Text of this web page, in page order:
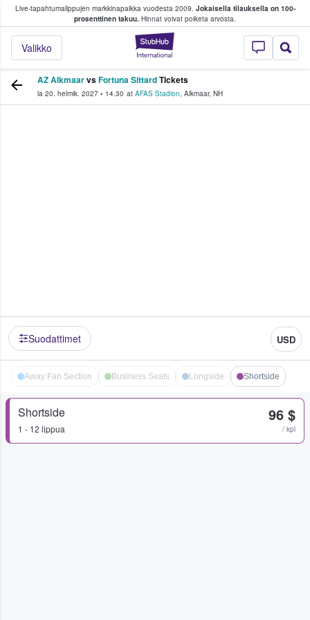
Live-tapahtumalippujen markkinapaikka vuodesta 2009. Jokaisella tilauksella on 100-
prosenttinen takuu. Hinnat voivat poiketa arvosta.
StubHub -
Valikko
fanit ostavat ja myyvät lippuja
AZ AlkmaarvsFortuna SittardTickets
la 20. helmik. 2027 • 14.30 at AFAS Stadion, Alkmaar, NH
Suodattimet USD
Away Fan Section Business Seats Longside Shortside
Shortside
1 - 12 lippua
96 $
/ kpl